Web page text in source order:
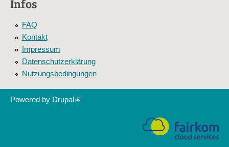
Infos
FAQ
Kontakt
Impressum
Datenschutzerklärung
Nutzungsbedingungen
Powered by Drupal(link